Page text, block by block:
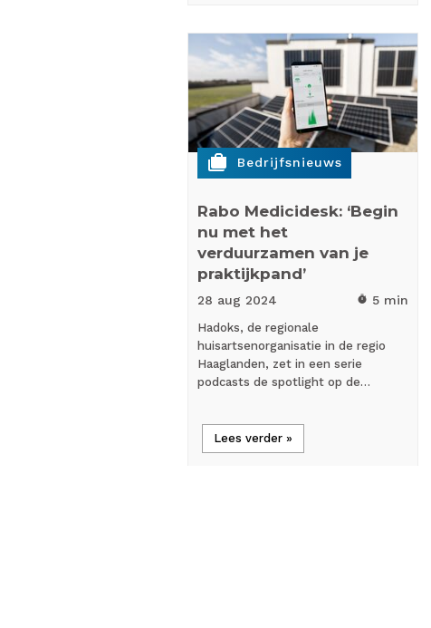
cases Bedrijfsnieuws
Rabo Medicidesk: ‘Begin
nu met het
verduurzamen van je
praktijkpand’
28 aug 2024 timer 5 min
Hadoks, de regionale
huisartsenorganisatie in de regio
Haaglanden, zet in een serie
podcasts de spotlight op de…
Lees verder »